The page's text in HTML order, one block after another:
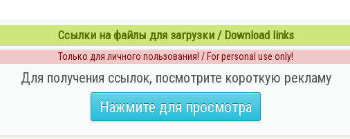
Ссылки на файлы для загрузки / Download links
Только для личного пользования! / For personal use only!
Для получения ссылок, посмотрите короткую рекламу
Нажмите для просмотра